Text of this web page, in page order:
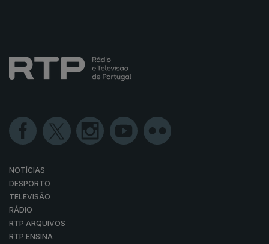
NOTÍCIAS
DESPORTO
TELEVISÃO
RÁDIO
RTP ARQUIVOS
RTP ENSINA